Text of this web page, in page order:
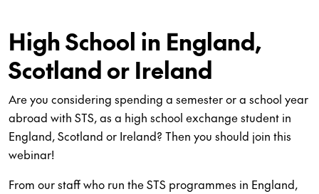
High School in England,
Scotland or Ireland
Are you considering spending a semester or a school year
abroad with STS, as a high school exchange student in
England, Scotland or Ireland? Then you should join this
webinar!
From our staff who run the STS programmes in England,